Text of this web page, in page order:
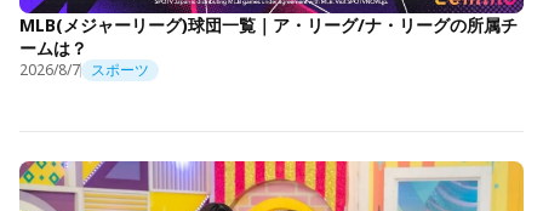
MLB(メジャーリーグ)球団一覧｜ア・リーグ/ナ・リーグの所属チ
ームは？
2026/8/7 スポーツ